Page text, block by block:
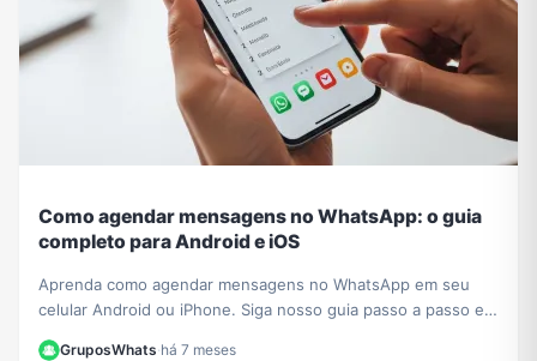
Como agendar mensagens no WhatsApp: o guia
completo para Android e iOS
Aprenda como agendar mensagens no WhatsApp em seu
celular Android ou iPhone. Siga nosso guia passo a passo e
nunca mais se esqueça de um recado importante!
GruposWhats·há 7 meses